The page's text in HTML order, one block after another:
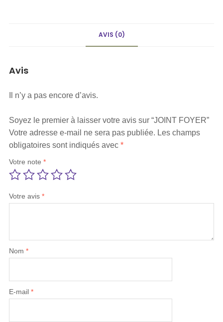
AVIS (0)
Avis
Il n’y a pas encore d’avis.
Soyez le premier à laisser votre avis sur “JOINT FOYER”
Votre adresse e-mail ne sera pas publiée. Les champs
obligatoires sont indiqués avec *
Votre note *
Votre avis *
Nom *
E-mail *